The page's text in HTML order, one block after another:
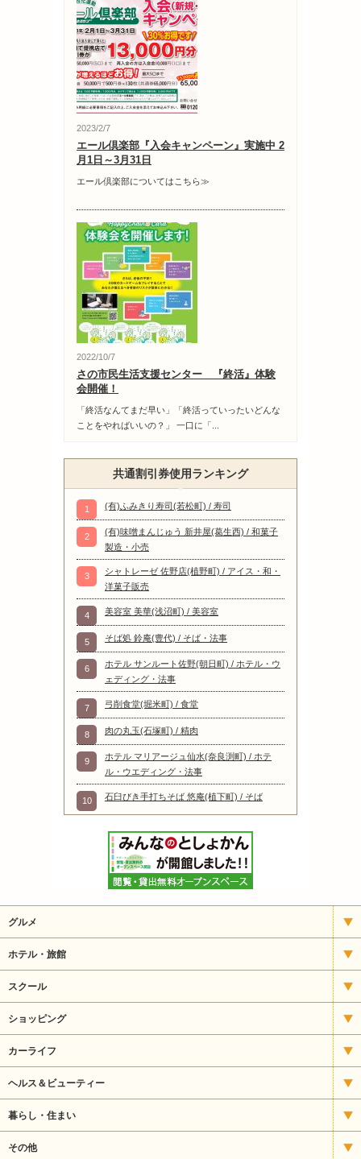
2023/2/7
エール倶楽部『入会キャンペーン』実施中 2
月1日～3月31日
エール倶楽部についてはこちら≫
2022/10/7
さの市民生活支援センター 『終活』体験
会開催！
「終活なんてまだ早い」「終活っていったいどんな
ことをやればいいの？」 一口に「...
共通割引券使用ランキング
1 (有)ふみきり寿司(若松町) / 寿司
2
(有)味噌まんじゅう 新井屋(葛生西) / 和菓子
製造・小売
3
シャトレーゼ 佐野店(植野町) / アイス・和・
洋菓子販売
4 美容室 美華(浅沼町) / 美容室
5 そば処 鈴庵(豊代) / そば・法事
6
ホテル サンルート佐野(朝日町) / ホテル・ウ
ェディング・法事
7 弓削食堂(堀米町) / 食堂
8 肉の丸玉(石塚町) / 精肉
9
ホテル マリアージュ仙水(奈良渕町) / ホテ
ル・ウエディング・法事
10 石臼びき手打ちそば 悠庵(植下町) / そば
グルメ
イタリアン
いもフライ
うどん・そば
うなぎ
お好み焼・焼きそば
カフェ・喫茶
クレープ
ホテル・旅館
宿泊
スクール
アート
パソコンスクール
バレエ・ダンス
パン教室
塾・予備校
ショッピング
CD・楽器
ギフト
スポーツ用品
その他食品
カーライフ
タイヤ販売
自動車整備
自動車販売・修理
ヘルス＆ビューティー
エステ
サプリメント
暮らし・住まい
ガス
その他